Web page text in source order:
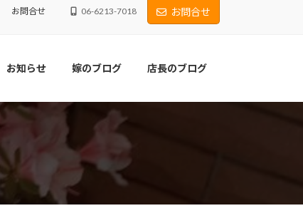
お問合せ 06-6213-7018 お問合せ
お知らせ 嫁のブログ 店長のブログ